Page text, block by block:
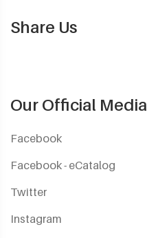
Share Us
Our Official Media
Facebook
Facebook - eCatalog
Twitter
Instagram